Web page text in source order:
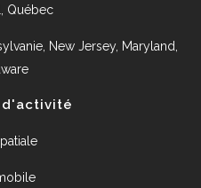
Québec
New Jersey, Maryland,
d'activité